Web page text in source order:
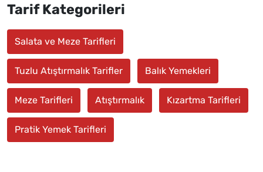
Tarif Kategorileri
Salata ve Meze Tarifleri
Tuzlu Atıştırmalık Tarifler Balık Yemekleri
Meze Tarifleri Atıştırmalık Kızartma Tarifleri
Pratik Yemek Tarifleri